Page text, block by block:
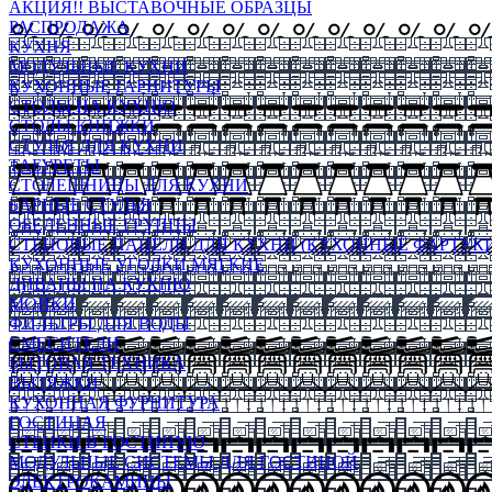
АКЦИЯ!! ВЫСТАВОЧНЫЕ ОБРАЗЦЫ
РАСПРОДАЖА
КУХНЯ
МОДУЛЬНЫЕ КУХНИ
КУХОННЫЕ ГАРНИТУРЫ
СТОЛЫ НА КУХНЮ
СТОЛЫ КНИЖКИ
СТУЛЬЯ ДЛЯ КУХНИ
ТАБУРЕТЫ
СТОЛЕШНИЦЫ ДЛЯ КУХНИ
БАРНЫЕ СТУЛЬЯ
ОБЕДЕННЫЕ ГРУППЫ
СТЕНОВЫЕ ПАНЕЛИ ДЛЯ КУХНИ (КУХОННЫЕ
КУХОННЫЕ УГОЛКИ МЯГКИЕ
ДИВАНЫ НА КУХНЮ
МОЙКИ
ФИЛЬТРЫ ДЛЯ ВОДЫ
СМЕСИТЕЛИ
БЫТОВАЯ ТЕХНИКА
ВЫТЯЖКИ
КУХОННАЯ ФУРНИТУРА
ГОСТИНАЯ
СТЕНКИ В ГОСТИНУЮ
МОДУЛЬНЫЕ СИСТЕМЫ ДЛЯ ГОСТИНОЙ
ЭЛЕКТРОКАМИНЫ